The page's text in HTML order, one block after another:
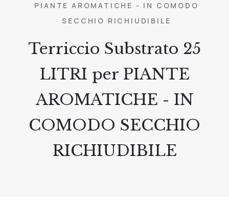
PIANTE AROMATICHE - IN COMODO
SECCHIO RICHIUDIBILE
Terriccio Substrato 25
LITRI per PIANTE
AROMATICHE - IN
COMODO SECCHIO
RICHIUDIBILE